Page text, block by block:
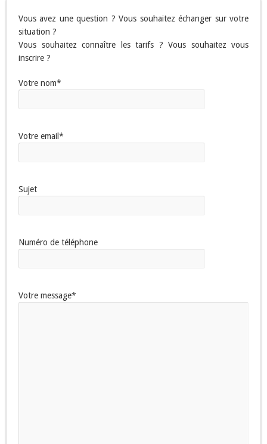
Vous avez une question ? Vous souhaitez échanger sur votre
situation ?
Vous souhaitez connaître les tarifs ? Vous souhaitez vous
inscrire ?
Votre nom*
Votre email*
Sujet
Numéro de téléphone
Votre message*